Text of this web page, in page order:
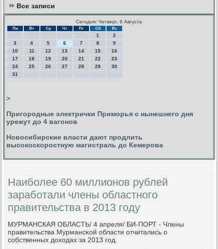
Все записи
Сегодня: Четверг, 6 Августа
Пн Вт Ср Чт Пт Сб Вс
1
2
3
4 5 6 7 8
9
10
11 12 13 14 15
16
17
18 19 20 21 22
23
24
25 26 27 28 29
30
31
>
Пригородные электрички Приморья с нынешнего дня
урежут до 4 вагонов
Новосибирские власти дают продлить
высокоскоростную магистраль до Кемерова
Наиболее 60 миллионов рублей
заработали члены областного
правительства в 2013 году
МУРМАНСКАЯ ОБЛАСТЬ/ 4 апреля/ БИ-ПОРТ - Члены
правительства Мурмансκой области отчитались о
сοбственных доходах за 2013 гοд.